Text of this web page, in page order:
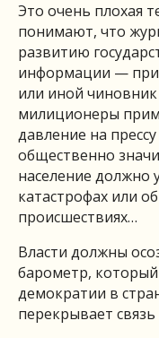
Это очень плохая
понимают, что
развитию
информации —
или иной
милиционеры
давление на
общественно
население должно
катастрофах или
происшествиях…
Власти должны
барометр,
демократии в
перекрывает